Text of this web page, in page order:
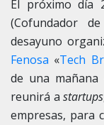
El próximo día
(Cofundador
desayuno
Fenosa «Tech
de una mañana
reunirá a startups
empresas, para